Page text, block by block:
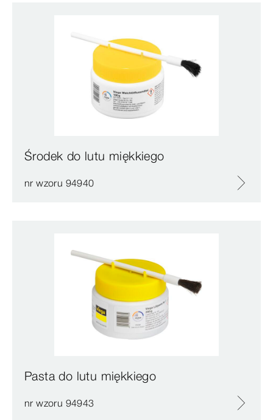
Środek do lutu miękkiego
nr wzoru 94940
Pasta do lutu miękkiego
nr wzoru 94943